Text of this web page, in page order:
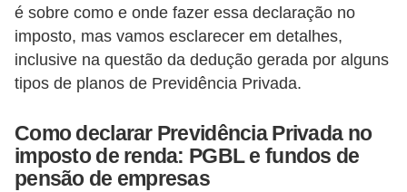
é sobre como e onde fazer essa declaração no
imposto, mas vamos esclarecer em detalhes,
inclusive na questão da dedução gerada por alguns
tipos de planos de Previdência Privada.
Como declarar Previdência Privada no
imposto de renda: PGBL e fundos de
pensão de empresas
r
i
a
a
n